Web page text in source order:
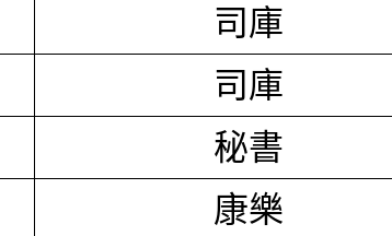
司庫
司庫
秘書
康樂